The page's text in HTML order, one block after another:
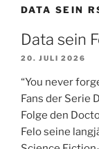
DATA SEIN
Data sein
20. JULI 2026
“You never
Fans der Serie
Folge den
Felo seine